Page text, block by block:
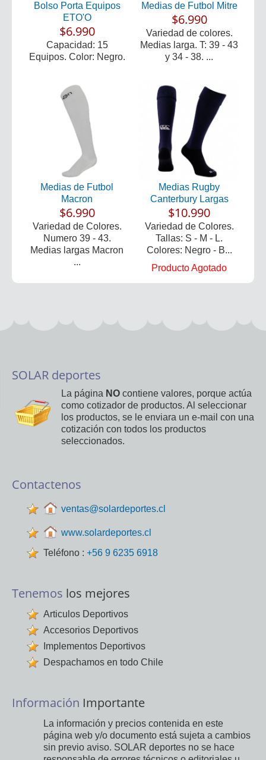
Bolso Porta Equipos
ETO'O
$6.990
Capacidad: 15
Equipos. Color: Negro.
Medias de Futbol Mitre
$6.990
Variedad de colores.
Medias larga. T: 39 - 43
y 34 - 38. ...
Medias de Futbol
Macron
$6.990
Variedad de Colores.
Numero 39 - 43.
Medias largas Macron
...
Medias Rugby
Canterbury Largas
$10.990
Variedad de Colores.
Tallas: S - M - L.
Colores: Negro - B...
Producto Agotado
SOLAR deportes
La página NO contiene valores, porque actúa
como cotizador de productos. Al seleccionar
los productos, se le enviara un e-mail con una
cotización con todos los productos
seleccionados.
Contactenos
ventas@solardeportes.cl
www.solardeportes.cl
Teléfono : +56 9 6235 6918
Tenemos los mejores
Articulos Deportivos
Accesorios Deportivos
Implementos Deportivos
Despachamos en todo Chile
Información Importante
La información y precios contenida en este
página web y/o documento está sujeta a cambios
sin previo aviso. SOLAR deportes no se hace